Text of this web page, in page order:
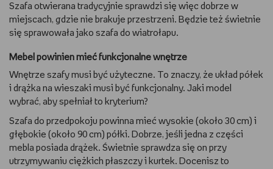
Szafa otwierana tradycyjnie sprawdzi się więc dobrze w
miejscach, gdzie nie brakuje przestrzeni. Będzie też świetnie
się sprawowała jako szafa do wiatrołapu.
Mebel powinien mieć funkcjonalne wnętrze
Wnętrze szafy musi być użyteczne. To znaczy, że układ półek
i drążka na wieszaki musi być funkcjonalny. Jaki model
wybrać, aby spełniał to kryterium?
Szafa do przedpokoju powinna mieć wysokie (około 30 cm) i
głębokie (około 90 cm) półki. Dobrze, jeśli jedna z części
mebla posiada drążek. Świetnie sprawdza się on przy
utrzymywaniu ciężkich płaszczy i kurtek. Docenisz to